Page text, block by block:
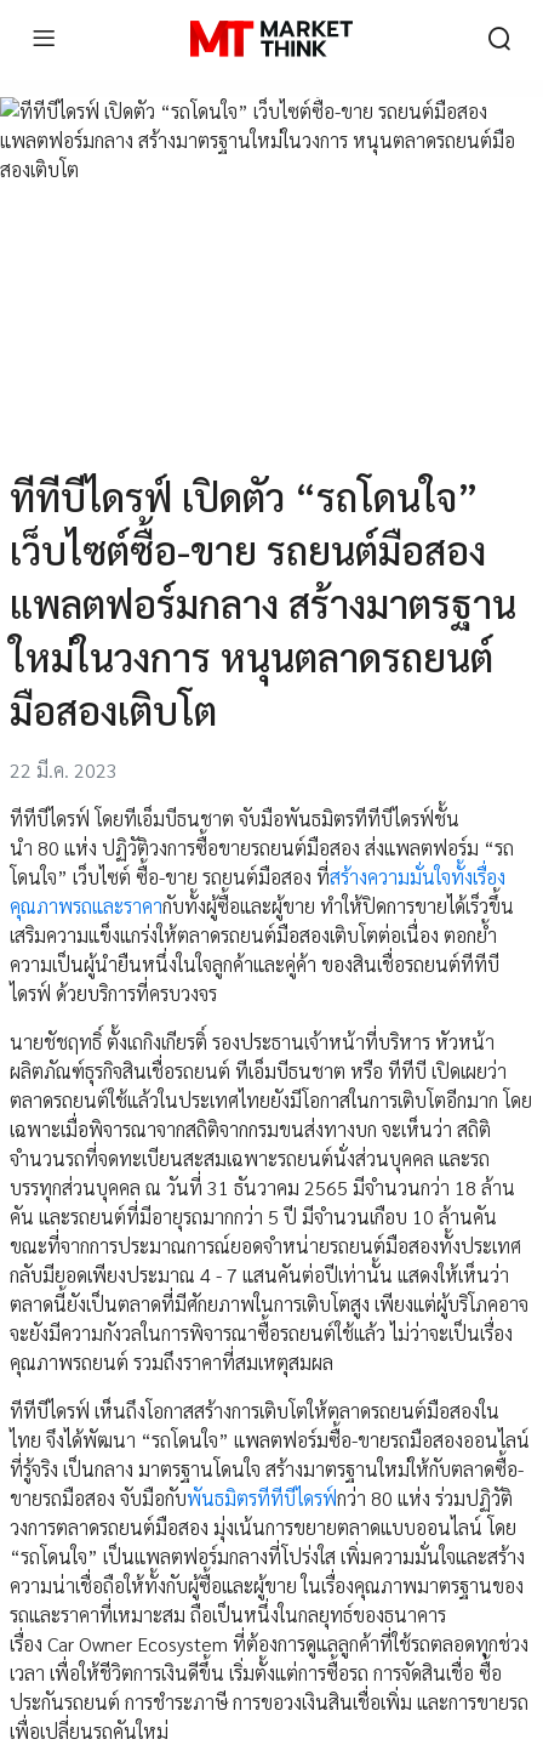
ทีทีบีไดรฟ์ เปิดตัว “รถโดนใจ”
เว็บไซต์ซื้อ-ขาย รถยนต์มือสอง
แพลตฟอร์มกลาง สร้างมาตรฐาน
ใหม่ในวงการ หนุนตลาดรถยนต์
มือสองเติบโต
22 มี.ค. 2023
ทีทีบีไดรฟ์ โดยทีเอ็มบีธนชาต จับมือพันธมิตรทีทีบีไดรฟ์ชั้น
นำ 80 แห่ง ปฏิวัติวงการซื้อขายรถยนต์มือสอง ส่งแพลตฟอร์ม “รถ
โดนใจ” เว็บไซต์ ซื้อ-ขาย รถยนต์มือสอง ที่สร้างความมั่นใจทั้งเรื่อง
คุณภาพรถและราคากับทั้งผู้ซื้อและผู้ขาย ทำให้ปิดการขายได้เร็วขึ้น
เสริมความแข็งแกร่งให้ตลาดรถยนต์มือสองเติบโตต่อเนื่อง ตอกย้ำ
ความเป็นผู้นำยืนหนึ่งในใจลูกค้าและคู่ค้า ของสินเชื่อรถยนต์ทีทีบี
ไดรฟ์ ด้วยบริการที่ครบวงจร
นายชัชฤทธิ์ ตั้งเถกิงเกียรติ์ รองประธานเจ้าหน้าที่บริหาร หัวหน้า
ผลิตภัณฑ์ธุรกิจสินเชื่อรถยนต์ ทีเอ็มบีธนชาต หรือ ทีทีบี เปิดเผยว่า
ตลาดรถยนต์ใช้แล้วในประเทศไทยยังมีโอกาสในการเติบโตอีกมาก โดย
เฉพาะเมื่อพิจารณาจากสถิติจากกรมขนส่งทางบก จะเห็นว่า สถิติ
จำนวนรถที่จดทะเบียนสะสมเฉพาะรถยนต์นั่งส่วนบุคคล และรถ
บรรทุกส่วนบุคคล ณ วันที่ 31 ธันวาคม 2565 มีจำนวนกว่า 18 ล้าน
คัน และรถยนต์ที่มีอายุรถมากกว่า 5 ปี มีจำนวนเกือบ 10 ล้านคัน
ขณะที่จากการประมาณการณ์ยอดจำหน่ายรถยนต์มือสองทั้งประเทศ
กลับมียอดเพียงประมาณ 4 - 7 แสนคันต่อปีเท่านั้น แสดงให้เห็นว่า
ตลาดนี้ยังเป็นตลาดที่มีศักยภาพในการเติบโตสูง เพียงแต่ผู้บริโภคอาจ
จะยังมีความกังวลในการพิจารณาซื้อรถยนต์ใช้แล้ว ไม่ว่าจะเป็นเรื่อง
คุณภาพรถยนต์ รวมถึงราคาที่สมเหตุสมผล
ทีทีบีไดรฟ์ เห็นถึงโอกาสสร้างการเติบโตให้ตลาดรถยนต์มือสองใน
ไทย จึงได้พัฒนา “รถโดนใจ” แพลตฟอร์มซื้อ-ขายรถมือสองออนไลน์
ที่รู้จริง เป็นกลาง มาตรฐานโดนใจ สร้างมาตรฐานใหม่ให้กับตลาดซื้อ-
ขายรถมือสอง จับมือกับพันธมิตรทีทีบีไดรฟ์กว่า 80 แห่ง ร่วมปฏิวัติ
วงการตลาดรถยนต์มือสอง มุ่งเน้นการขยายตลาดแบบออนไลน์ โดย
“รถโดนใจ” เป็นแพลตฟอร์มกลางที่โปร่งใส เพิ่มความมั่นใจและสร้าง
ความน่าเชื่อถือให้ทั้งกับผู้ซื้อและผู้ขาย ในเรื่องคุณภาพมาตรฐานของ
รถและราคาที่เหมาะสม ถือเป็นหนึ่งในกลยุทธ์ของธนาคาร
เรื่อง Car Owner Ecosystem ที่ต้องการดูแลลูกค้าที่ใช้รถตลอดทุกช่วง
เวลา เพื่อให้ชีวิตการเงินดีขึ้น เริ่มตั้งแต่การซื้อรถ การจัดสินเชื่อ ซื้อ
ประกันรถยนต์ การชำระภาษี การขอวงเงินสินเชื่อเพิ่ม และการขายรถ
เพื่อเปลี่ยนรถคันใหม่